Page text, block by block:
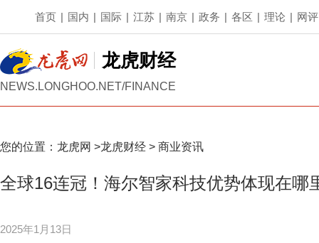
首页 | 国内 | 国际 | 江苏 | 南京 | 政务 | 各区 | 理论 | 网评
龙虎财经
NEWS.LONGHOO.NET/FINANCE
您的位置： 龙虎网 >龙虎财经 > 商业资讯
全球16连冠！海尔智家科技优势体现在哪
2025年1月13日